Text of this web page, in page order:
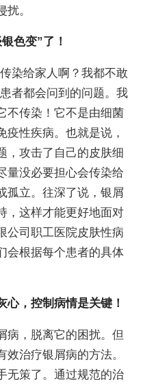
。
色变”了！
染给家人啊？我都不敢
者都会问到的问题。我
不传染！它不是由细菌
性疾病。也就是说，
，攻击了自己的皮肤细
量没必要担心会传染给
孤立。往深了说，银屑
，这样才能更好地面对
公司职工医院皮肤性病
会根据每个患者的具体
心，控制病情是关键！
病，脱离它的困扰。但
治疗银屑病的方法。
无策了。通过规范的治